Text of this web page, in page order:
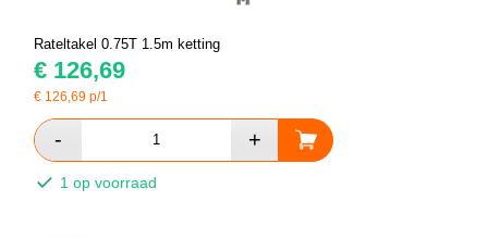
Rateltakel 0.75T 1.5m ketting
€ 126,69
€ 126,69 p/1
1 op voorraad